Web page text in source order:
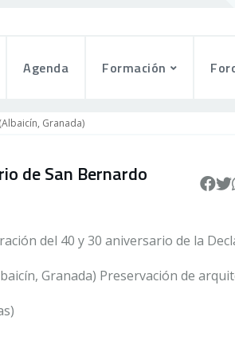
Agenda Formación
Granada)
de San Bernardo
del 40 y 30 aniversario de la
Granada) Preservación de